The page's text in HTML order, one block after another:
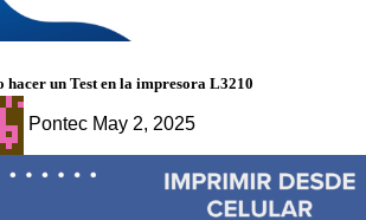
hacer un Test en la impresora L3210
Pontec May 2, 2025